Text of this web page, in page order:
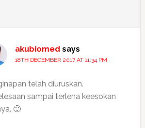
akubiomed says
18TH DECEMBER 2017 AT 11:34 PM
telah diuruskan.
sampai terlena keesokan
🙂